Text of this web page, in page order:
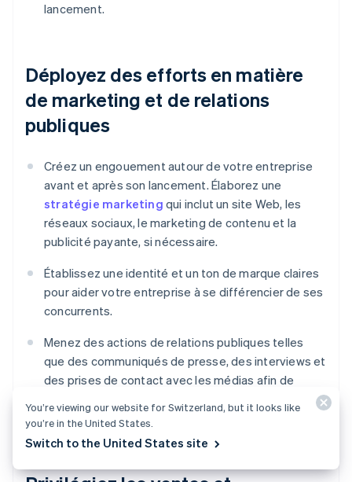
lancement.
Déployez des efforts en matière
de marketing et de relations
publiques
Créez un engouement autour de votre entreprise
avant et après son lancement. Élaborez une
stratégie marketing qui inclut un site Web, les
réseaux sociaux, le marketing de contenu et la
publicité payante, si nécessaire.
Établissez une identité et un ton de marque claires
pour aider votre entreprise à se différencier de ses
concurrents.
Menez des actions de relations publiques telles
que des communiqués de presse, des interviews et
des prises de contact avec les médias afin de
des acteurs du secteur.
You’re viewing our website for Switzerland, but it looks like
you’re in the United States.
Switch to the United States site